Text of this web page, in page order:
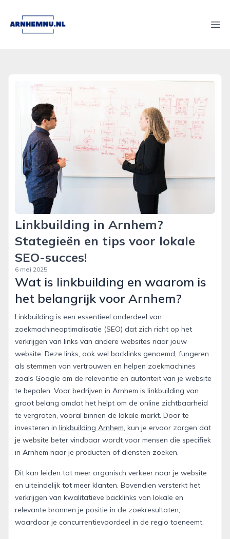
arnhemnu.nl
Linkbuilding in Arnhem?
Stategieën en tips voor lokale
SEO-succes!
6 mei 2025
Wat is linkbuilding en waarom is
het belangrijk voor Arnhem?
Linkbuilding is een essentieel onderdeel van
zoekmachineoptimalisatie (SEO) dat zich richt op het
verkrijgen van links van andere websites naar jouw
website. Deze links, ook wel backlinks genoemd, fungeren
als stemmen van vertrouwen en helpen zoekmachines
zoals Google om de relevantie en autoriteit van je website
te bepalen. Voor bedrijven in Arnhem is linkbuilding van
groot belang omdat het helpt om de online zichtbaarheid
te vergroten, vooral binnen de lokale markt. Door te
investeren in linkbuilding Arnhem, kun je ervoor zorgen dat
je website beter vindbaar wordt voor mensen die specifiek
in Arnhem naar je producten of diensten zoeken.
Dit kan leiden tot meer organisch verkeer naar je website
en uiteindelijk tot meer klanten. Bovendien versterkt het
verkrijgen van kwalitatieve backlinks van lokale en
relevante bronnen je positie in de zoekresultaten,
waardoor je concurrentievoordeel in de regio toeneemt.